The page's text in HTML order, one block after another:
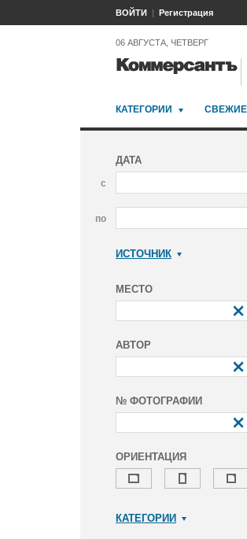
ВОЙТИ Регистрация
06 АВГУСТА, ЧЕТВЕРГ
КАТЕГОРИИ СВЕЖИЕ
ДАТА
с
по
ИСТОЧНИК
МЕСТО
АВТОР
№ ФОТОГРАФИИ
ОРИЕНТАЦИЯ
КАТЕГОРИИ